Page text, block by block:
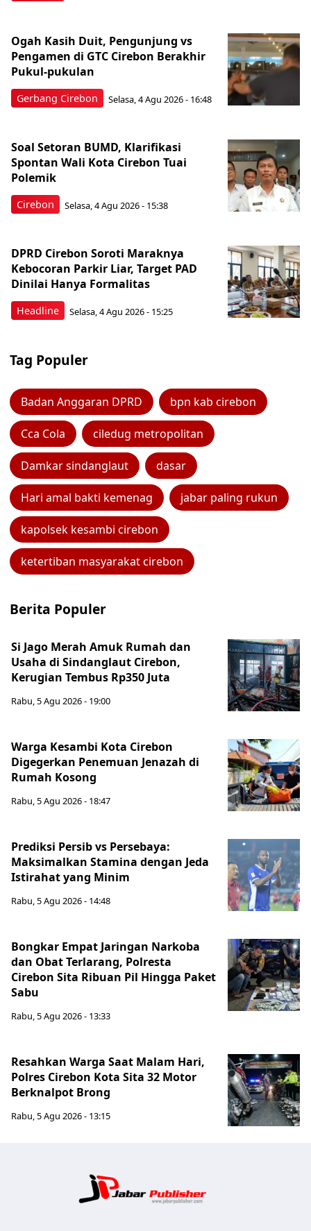
Gerbang Cirebon
Ogah Kasih Duit, Pengunjung vs
Pengamen di GTC Cirebon Berakhir
Pukul-pukulan
Selasa, 4 Agu 2026 - 16:48
Cirebon
Soal Setoran BUMD, Klarifikasi
Spontan Wali Kota Cirebon Tuai
Polemik
Selasa, 4 Agu 2026 - 15:38
Headline
DPRD Cirebon Soroti Maraknya
Kebocoran Parkir Liar, Target PAD
Dinilai Hanya Formalitas
Selasa, 4 Agu 2026 - 15:25
Tag Populer
Badan Anggaran DPRD bpn kab cirebon
Cca Cola ciledug metropolitan
Damkar sindanglaut dasar
Hari amal bakti kemenag jabar paling rukun
kapolsek kesambi cirebon
ketertiban masyarakat cirebon
Berita Populer
Si Jago Merah Amuk Rumah dan
Usaha di Sindanglaut Cirebon,
Kerugian Tembus Rp350 Juta
Rabu, 5 Agu 2026 - 19:00
Warga Kesambi Kota Cirebon
Digegerkan Penemuan Jenazah di
Rumah Kosong
Rabu, 5 Agu 2026 - 18:47
Prediksi Persib vs Persebaya:
Maksimalkan Stamina dengan Jeda
Istirahat yang Minim
Rabu, 5 Agu 2026 - 14:48
Bongkar Empat Jaringan Narkoba
dan Obat Terlarang, Polresta
Cirebon Sita Ribuan Pil Hingga Paket
Sabu
Rabu, 5 Agu 2026 - 13:33
Resahkan Warga Saat Malam Hari,
Polres Cirebon Kota Sita 32 Motor
Berknalpot Brong
Rabu, 5 Agu 2026 - 13:15